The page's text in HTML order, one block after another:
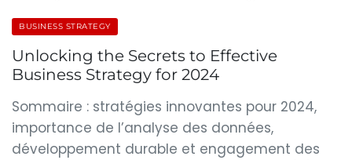
BUSINESS STRATEGY
Unlocking the Secrets to Effective
Business Strategy for 2024
Sommaire : stratégies innovantes pour 2024,
importance de l’analyse des données,
développement durable et engagement des